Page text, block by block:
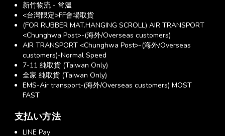
新竹物流 - 常溫
<台灣限定>FF會場取貨
(FOR RUBBER MAT.HANGING SCROLL) AIR TRANSPORT
<Chunghwa Post>-(海外/Overseas customers)
AIR TRANSPORT <Chunghwa Post>-(海外/Overseas
customers)-Normal Speed
7-11 純取貨 (Taiwan Only)
全家 純取貨 (Taiwan Only)
EMS-Air transport-(海外/Overseas customers) MOST
FAST
支払い方法
LINE Pay